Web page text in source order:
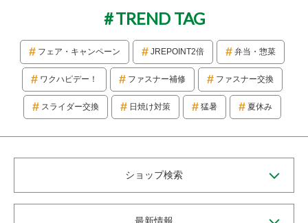
TREND TAG
フェア・キャンペーン JREPOINT2倍 弁当・惣菜
ワクハピデー！ ファスナー補修 ファスナー交換
スライダー交換 日焼け対策 猛暑 夏休み
ショップ検索
最新情報